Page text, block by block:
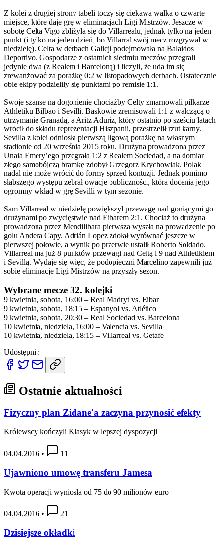
Z kolei z drugiej strony tabeli toczy się ciekawa walka o czwarte
miejsce, które daje grę w eliminacjach Ligi Mistrzów. Jeszcze w
sobotę Celta Vigo zbliżyła się do Villarrealu, jednak tylko na jeden
punkt (i tylko na jeden dzień, bo Villarral swój mecz rozgrywał w
niedzielę). Celta w derbach Galicji podejmowała na Balaidos
Deportivo. Gospodarze z ostatnich siedmiu meczów przegrali
jedynie dwa (z Realem i Barceloną) i liczyli, że uda im się
zrewanżować za porażkę 0:2 w listopadowych derbach. Ostatecznie
obie ekipy podzieliły się punktami po remisie 1:1.
Swoje szanse na dogonienie chociażby Celty zmarnowali piłkarze
Athletiku Bilbao i Sevilli. Baskowie zremisowali 1:1 z walczącą o
utrzymanie Granadą, a Aritz Aduriz, który ostatnio po sześciu latach
wrócił do składu reprezentacji Hiszpanii, przestrzelił rzut karny.
Sevilla z kolei odniosła pierwszą ligową porażkę na własnym
stadionie od 20 września 2015 roku. Drużyna prowadzona przez
Unaia Emery’ego przegrała 1:2 z Realem Sociedad, a na domiar
złego samobójczą bramkę zdobył Grzegorz Krychowiak. Polak
nadal nie może wrócić do formy sprzed kontuzji. Jednak pomimo
słabszego występu zebrał owacje publiczności, która docenia jego
ogromny wkład w grę Sevilli w tym sezonie.
Sam Villarreal w niedzielę powiększył przewagę nad goniącymi go
drużynami po zwycięstwie nad Eibarem 2:1. Chociaż to drużyna
prowadzona przez Mendilibara pierwsza wyszła na prowadzenie po
golu Andera Capy. Adrián Lopez zdołał wyrównać jeszcze w
pierwszej połowie, a wynik po przerwie ustalił Roberto Soldado.
Villarreal ma już 8 punktów przewagi nad Celtą i 9 nad Athletikiem
i Sevillą. Wydaje się więc, że podopieczni Marcelino zapewnili już
sobie eliminacje Ligi Mistrzów na przyszły sezon.
Wybrane mecze 32. kolejki
9 kwietnia, sobota, 16:00 – Real Madryt vs. Eibar
9 kwietnia, sobota, 18:15 – Espanyol vs. Atlético
9 kwietnia, sobota, 20:30 – Real Sociedad vs. Barcelona
10 kwietnia, niedziela, 16:00 – Valencia vs. Sevilla
10 kwietnia, niedziela, 18:15 – Villarreal vs. Getafe
Udostępnij:
Ostatnie aktualności
Fizyczny plan Zidane'a zaczyna przynosić efekty
Królewscy kończyli Klasyk w lepszej dyspozycji
04.04.2016 • 11
Ujawniono umowę transferu Jamesa
Kwota operacji wyniosła od 75 do 90 milionów euro
04.04.2016 • 21
Dzisiejsze okładki